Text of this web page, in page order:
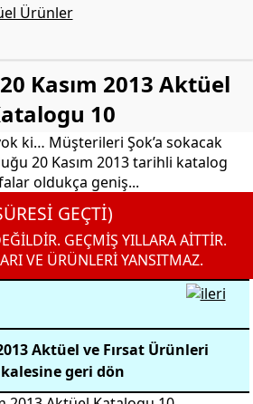
Kasım 2013 Aktüel
10
ki… Müşterileri Şok’a sokacak
20 Kasım 2013 tarihli katalog
oldukça geniş...
GEÇTİ)
GEÇMİŞ YILLARA AİTTİR.
VE ÜRÜNLERİ YANSITMAZ.
Aktüel ve Fırsat Ürünleri
geri dön